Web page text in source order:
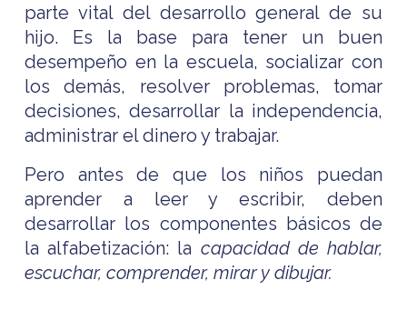
parte vital del desarrollo general de su
hijo. Es la base para tener un buen
desempeño en la escuela, socializar con
los demás, resolver problemas, tomar
decisiones, desarrollar la independencia,
administrar el dinero y trabajar.
Pero antes de que los niños puedan
aprender a leer y escribir, deben
desarrollar los componentes básicos de
la alfabetización: la capacidad de hablar,
escuchar, comprender, mirar y dibujar.